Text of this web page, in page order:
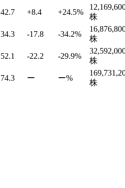
42.7 +8.4 +24.5%
株
34.3 -17.8 -34.2%
株
52.1 -22.2 -29.9%
株
74.3 ー ー%
株